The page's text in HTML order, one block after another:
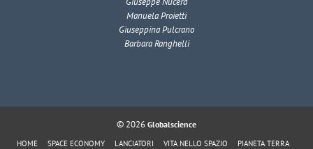
Manuela Proietti
Giuseppina Pulcrano
Barbara Ranghelli
© 2026 Globalscience
HOME SPACE ECONOMY LANCIATORI VITA NELLO SPAZIO PIANETA TERRA